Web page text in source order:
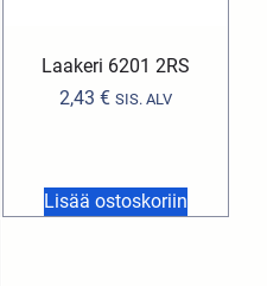
Laakeri 6201 2RS
2,43 € SIS. ALV
Lisää ostoskoriin